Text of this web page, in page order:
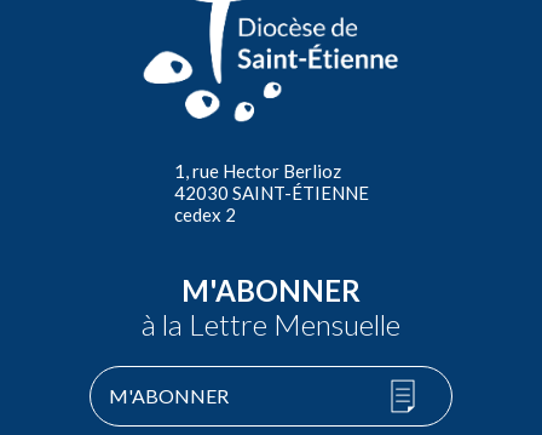
1, rue Hector Berlioz
42030 SAINT-ÉTIENNE
cedex 2
M'ABONNER
à la Lettre Mensuelle
M'ABONNER